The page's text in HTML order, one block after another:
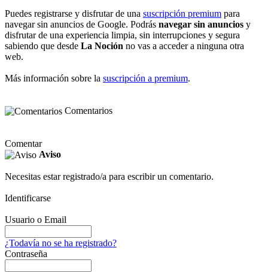
Puedes registrarse y disfrutar de una suscripción premium para
navegar sin anuncios de Google. Podrás navegar sin anuncios y
disfrutar de una experiencia limpia, sin interrupciones y segura
sabiendo que desde La Noción no vas a acceder a ninguna otra
web.
Más información sobre la suscripción a premium.
Comentarios
Comentar
Aviso
Necesitas estar registrado/a para escribir un comentario.
Identificarse
Usuario o Email
¿Todavía no se ha registrado?
Contraseña